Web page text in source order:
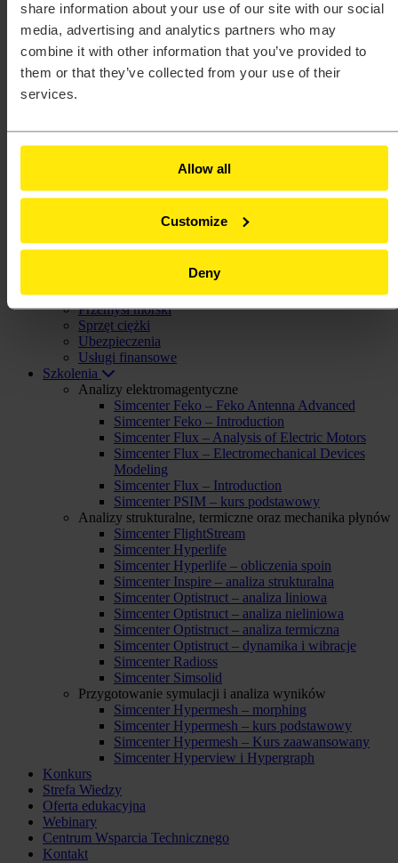
share information about your use of our site with our social
media, advertising and analytics partners who may
combine it with other information that you’ve provided to
them or that they’ve collected from your use of their
services.
Allow all
Customize
Deny
PSIM™
Radioss®
SimLab®
SimSolid®
Unlimited™
Branże
Dobra konsumpcyjne
Elektronika
Lotnictwo
Maszyny przemysłowe
Opieka zdrowotna
Procesy produkcyjne
Przemysł morski
Sprzęt ciężki
Ubezpieczenia
Usługi finansowe
Szkolenia
Analizy elektromagentyczne
Simcenter Feko – Feko Antenna Advanced
Simcenter Feko – Introduction
Simcenter Flux – Analysis of Electric Motors
Simcenter Flux – Electromechanical Devices
Modeling
Simcenter Flux – Introduction
Simcenter PSIM – kurs podstawowy
Analizy strukturalne, termiczne oraz mechanika płynów
Simcenter FlightStream
Simcenter Hyperlife
Simcenter Hyperlife – obliczenia spoin
Simcenter Inspire – analiza strukturalna
Simcenter Optistruct – analiza liniowa
Simcenter Optistruct – analiza nieliniowa
Simcenter Optistruct – analiza termiczna
Simcenter Optistruct – dynamika i wibracje
Simcenter Radioss
Simcenter Simsolid
Przygotowanie symulacji i analiza wyników
Simcenter Hypermesh – morphing
Simcenter Hypermesh – kurs podstawowy
Simcenter Hypermesh – Kurs zaawansowany
Simcenter Hyperview i Hypergraph
Konkurs
Strefa Wiedzy
Oferta edukacyjna
Webinary
Centrum Wsparcia Technicznego
Kontakt